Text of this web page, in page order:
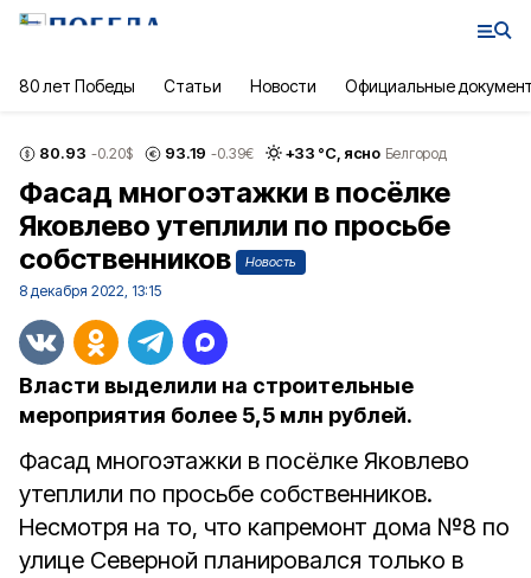
80 лет Победы Статьи Новости Официальные
80.93 -0.20$ 93.19 -0.39€ +33 °С, ясно Белгород
Фасад многоэтажки в посёлке
Яковлево утеплили по просьбе
собственников
Новость
8 декабря 2022, 13:15
Власти выделили на строительные
мероприятия более 5,5 млн рублей.
Фасад многоэтажки в посёлке Яковлево
утеплили по просьбе собственников.
Несмотря на то, что капремонт дома №8 по
улице Северной планировался только в